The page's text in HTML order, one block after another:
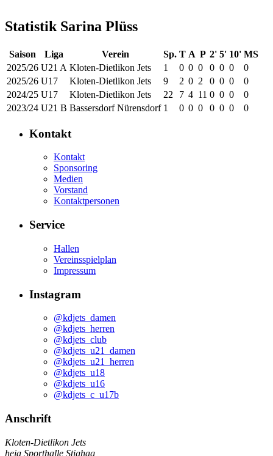
Statistik Sarina Plüss
Saison Liga Verein Sp. T A P 2' 5' 10' MS
2025/26 U21 A Kloten-Dietlikon Jets 1 0 0 0 0 0 0
0
2025/26 U17 Kloten-Dietlikon Jets 9 2 0 2 0 0 0
0
2024/25 U17 Kloten-Dietlikon Jets 22 7 4 11 0 0 0
0
2023/24 U21 B Bassersdorf Nürensdorf 1 0 0 0 0 0 0 0
Kontakt
Kontakt
Sponsoring
Medien
Vorstand
Kontaktpersonen
Service
Hallen
Vereinsspielplan
Impressum
Instagram
@kdjets_damen
@kdjets_herren
@kdjets_club
@kdjets_u21_damen
@kdjets_u21_herren
@kdjets_u18
@kdjets_u16
@kdjets_c_u17b
Anschrift
Kloten-Dietlikon Jets
heja Sporthalle Stighag